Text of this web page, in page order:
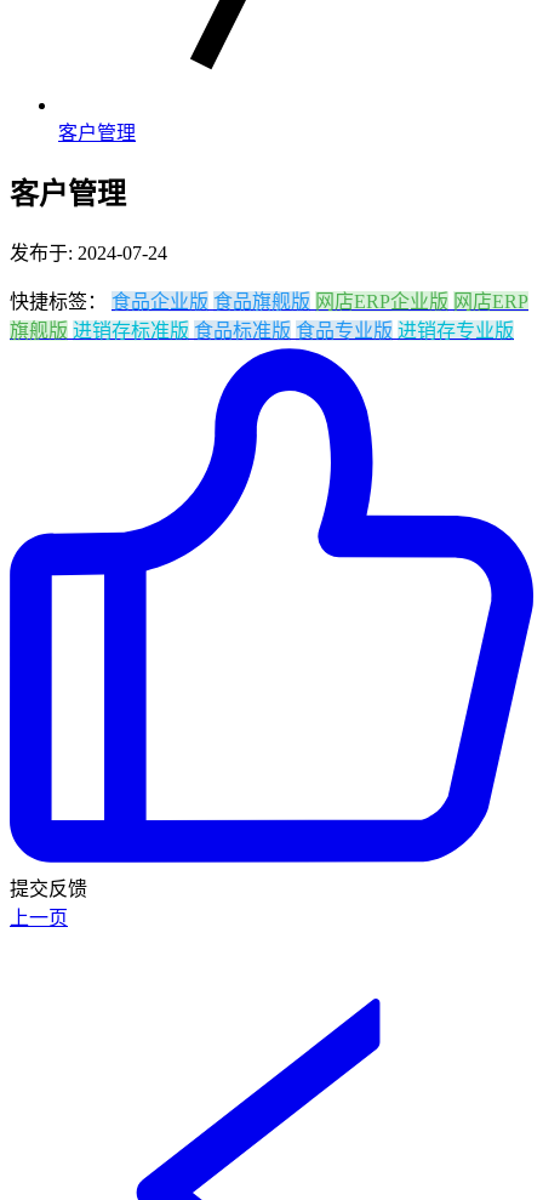
客户管理
客户管理
发布于: 2024-07-24
快捷标签： 食品企业版 食品旗舰版 网店ERP企业版 网店ERP
旗舰版 进销存标准版 食品标准版 食品专业版 进销存专业版
提交反馈
上一页